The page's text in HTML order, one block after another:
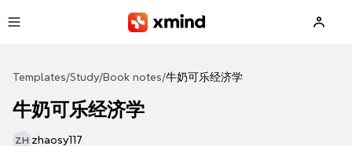
Templates/Study/Book notes/牛奶可乐经济学
牛奶可乐经济学
ZH zhaosy117